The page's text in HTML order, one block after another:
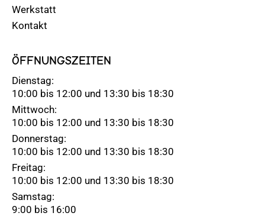
Werkstatt
Kontakt
ÖFFNUNGSZEITEN
Dienstag:
10:00 bis 12:00 und 13:30 bis 18:30
Mittwoch:
10:00 bis 12:00 und 13:30 bis 18:30
Donnerstag:
10:00 bis 12:00 und 13:30 bis 18:30
Freitag:
10:00 bis 12:00 und 13:30 bis 18:30
Samstag:
9:00 bis 16:00